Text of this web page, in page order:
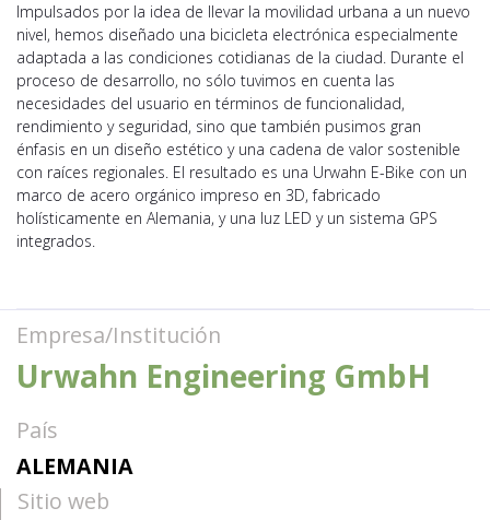
Impulsados por la idea de llevar la movilidad urbana a un nuevo
nivel, hemos diseñado una bicicleta electrónica especialmente
adaptada a las condiciones cotidianas de la ciudad. Durante el
proceso de desarrollo, no sólo tuvimos en cuenta las
necesidades del usuario en términos de funcionalidad,
rendimiento y seguridad, sino que también pusimos gran
énfasis en un diseño estético y una cadena de valor sostenible
con raíces regionales. El resultado es una Urwahn E-Bike con un
marco de acero orgánico impreso en 3D, fabricado
holísticamente en Alemania, y una luz LED y un sistema GPS
integrados.
Empresa/Institución
Urwahn Engineering GmbH
País
ALEMANIA
Sitio web